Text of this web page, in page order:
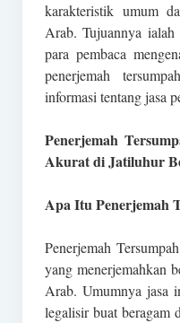
karakteristik umum
Arab. Tujuannya
para pembaca
penerjemah
informasi tentang jasa
Penerjemah
Akurat di Jatiluhur
Apa Itu Penerjemah
Penerjemah
yang menerjemahkan
Arab. Umumnya jasa
legalisir buat beragam